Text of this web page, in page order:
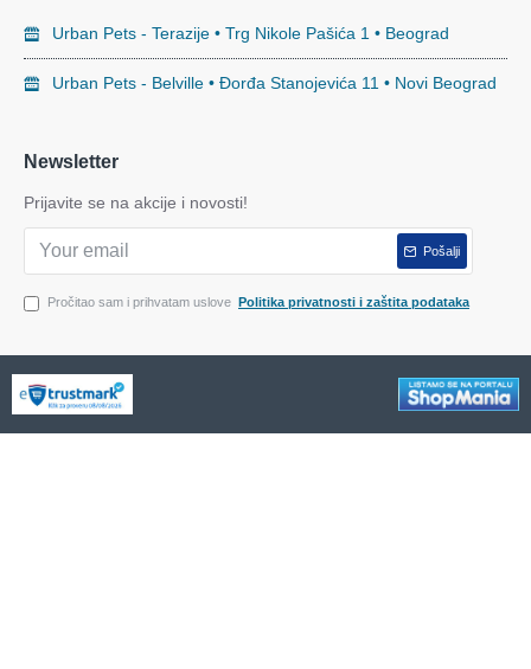
Urban Pets - Terazije • Trg Nikole Pašića 1 • Beograd
Urban Pets - Belville • Đorđa Stanojevića 11 • Novi Beograd
Newsletter
Prijavite se na akcije i novosti!
Pošalji
Pročitao sam i prihvatam uslove Politika privatnosti i zaštita podataka